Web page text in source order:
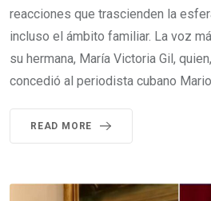
reacciones que trascienden la
incluso el ámbito familiar. La voz
su hermana, María Victoria Gil,
concedió al periodista cubano
READ MORE